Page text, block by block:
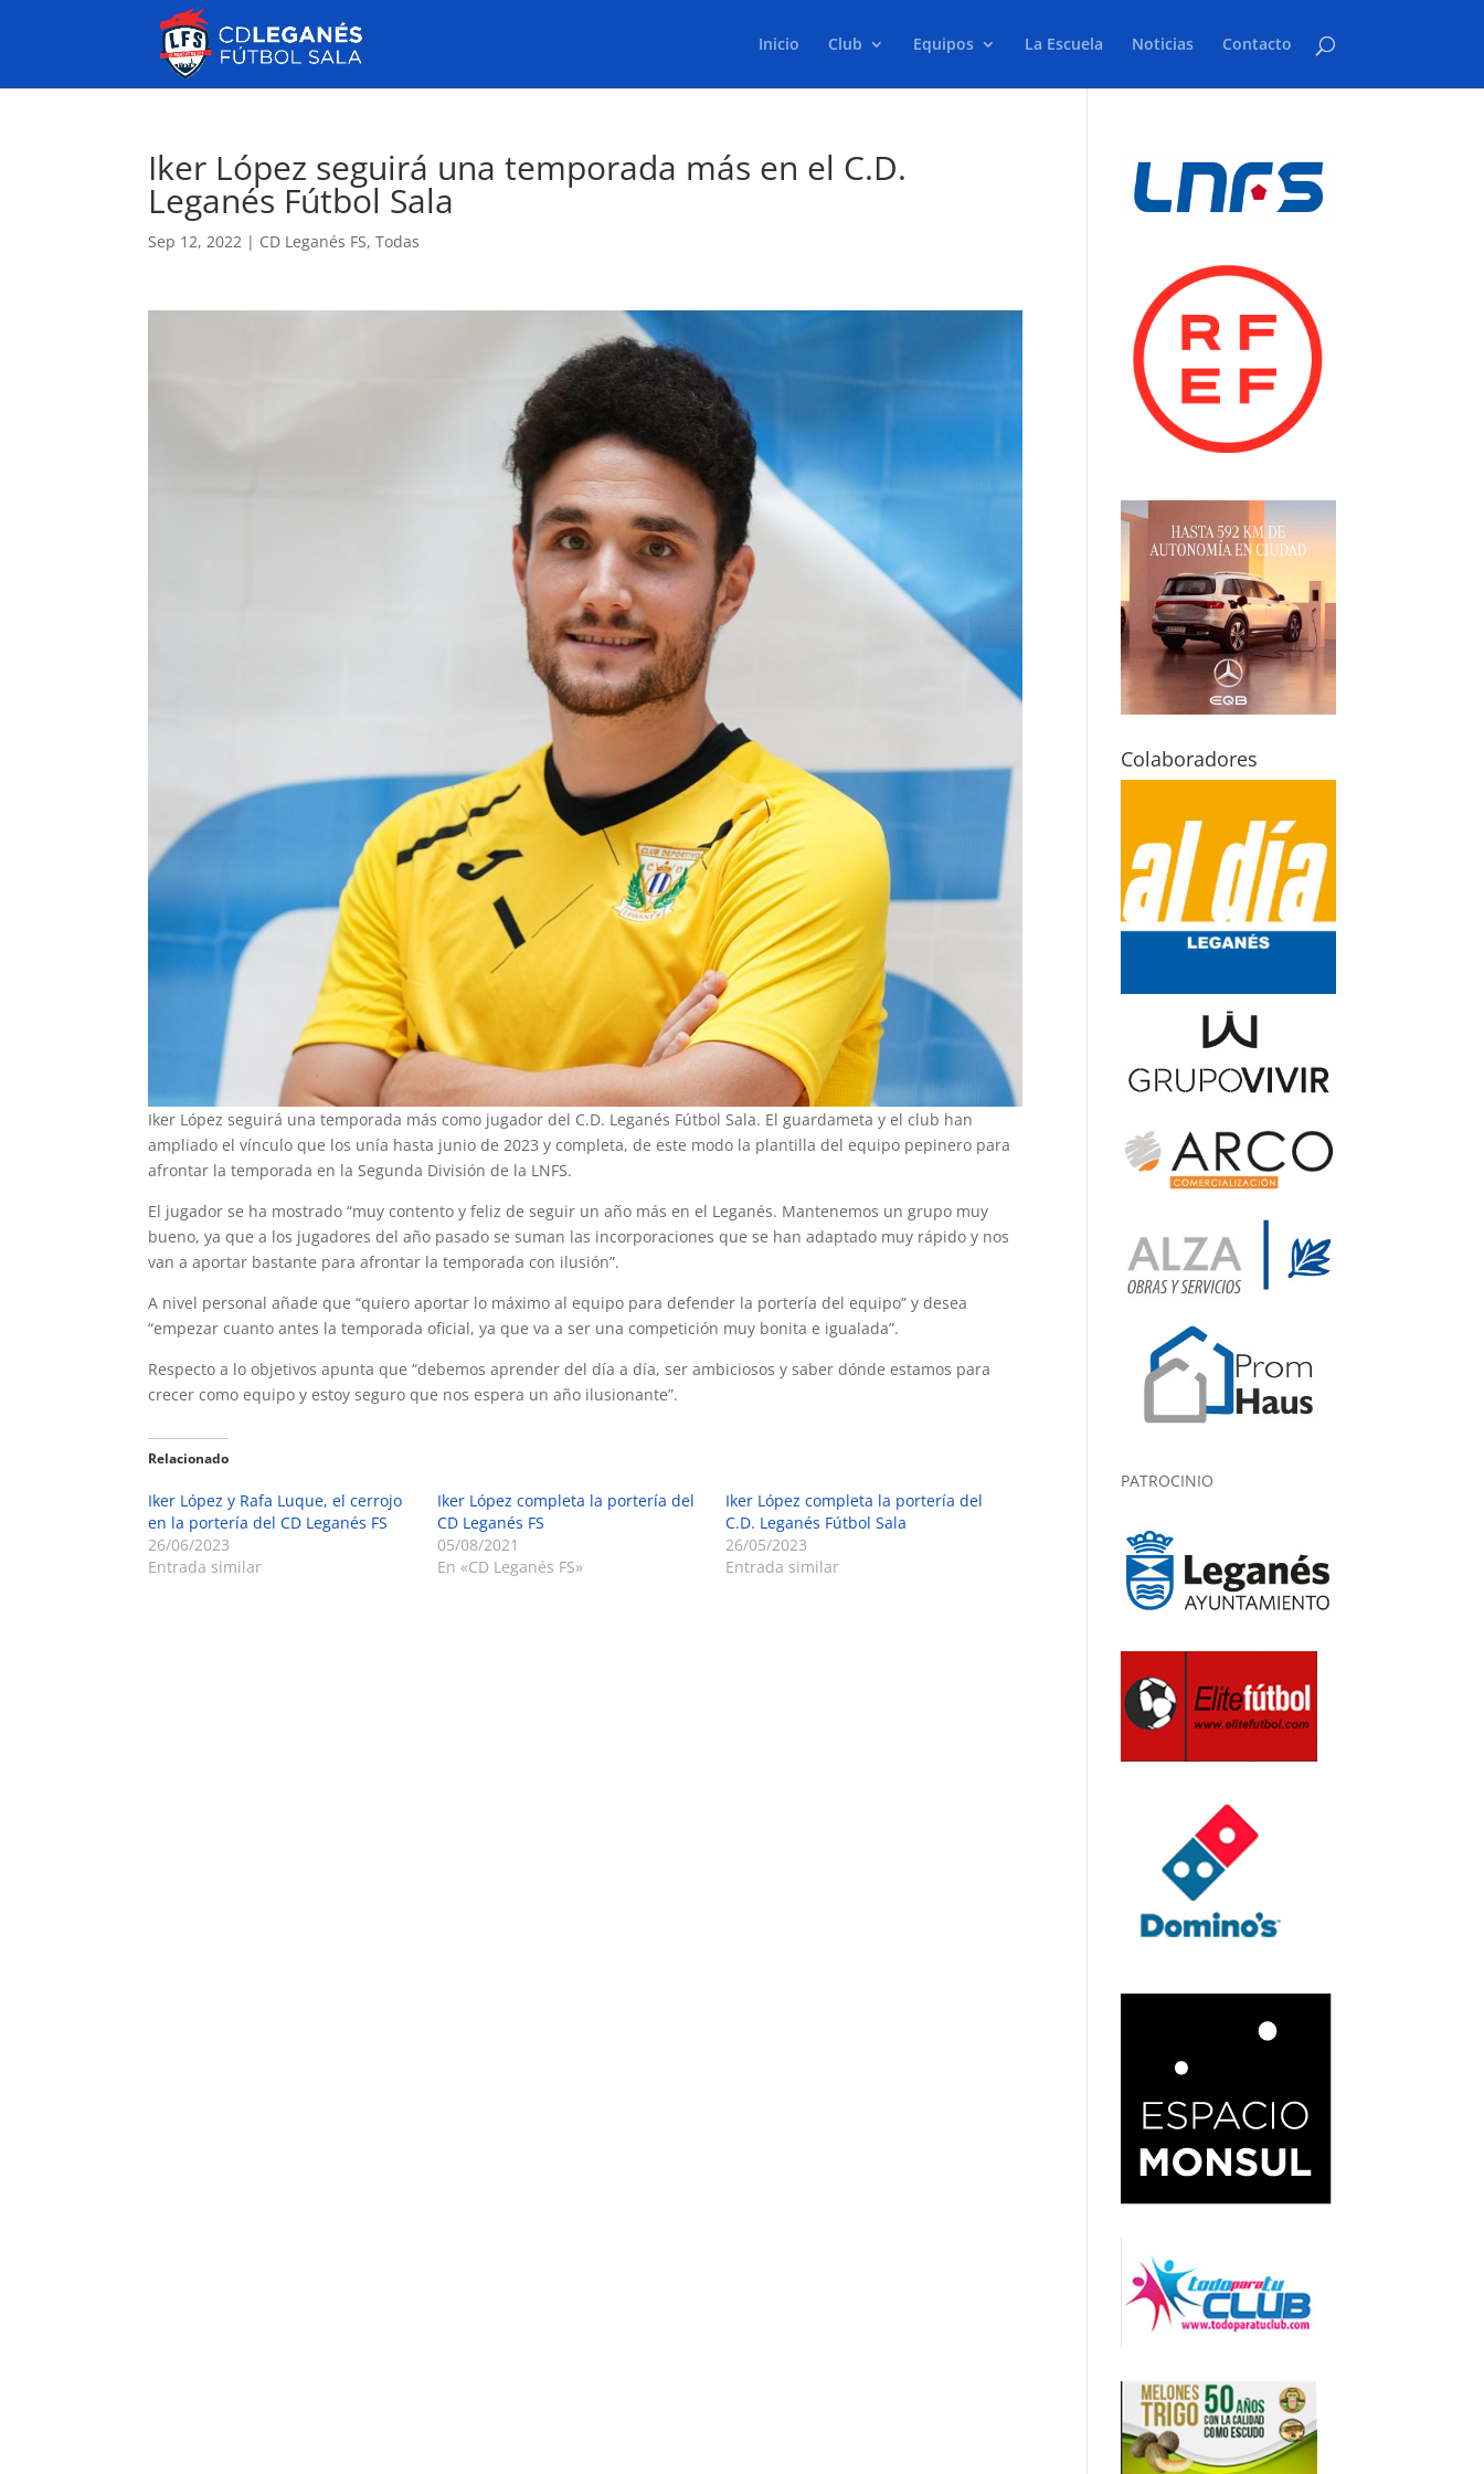
Inicio Club Equipos La Escuela Noticias Contacto
Iker López seguirá una temporada más en el C.D.
Leganés Fútbol Sala
Sep 12, 2022 | CD Leganés FS,Todas
Iker López seguirá una temporada más como jugador del C.D. Leganés Fútbol Sala. El guardameta y el club han
ampliado el vínculo que los unía hasta junio de 2023 y completa, de este modo la plantilla del equipo pepinero para
afrontar la temporada en la Segunda División de la LNFS.
El jugador se ha mostrado “muy contento y feliz de seguir un año más en el Leganés. Mantenemos un grupo muy
bueno, ya que a los jugadores del año pasado se suman las incorporaciones que se han adaptado muy rápido y nos
van a aportar bastante para afrontar la temporada con ilusión”.
A nivel personal añade que “quiero aportar lo máximo al equipo para defender la portería del equipo” y desea
“empezar cuanto antes la temporada oficial, ya que va a ser una competición muy bonita e igualada”.
Respecto a lo objetivos apunta que “debemos aprender del día a día, ser ambiciosos y saber dónde estamos para
crecer como equipo y estoy seguro que nos espera un año ilusionante”.
Relacionado
Iker López y Rafa Luque, el cerrojo
en la portería del CD Leganés FS
26/06/2023
Entrada similar
Iker López completa la portería del
CD Leganés FS
05/08/2021
En «CD Leganés FS»
Iker López completa la portería del
C.D. Leganés Fútbol Sala
26/05/2023
Entrada similar
Colaboradores
PATROCINIO